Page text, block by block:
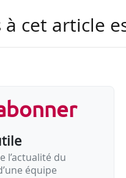
applicables
ou d’actualiser un
dans le
actions prévues par
à cet article
l’actualité du
équipe